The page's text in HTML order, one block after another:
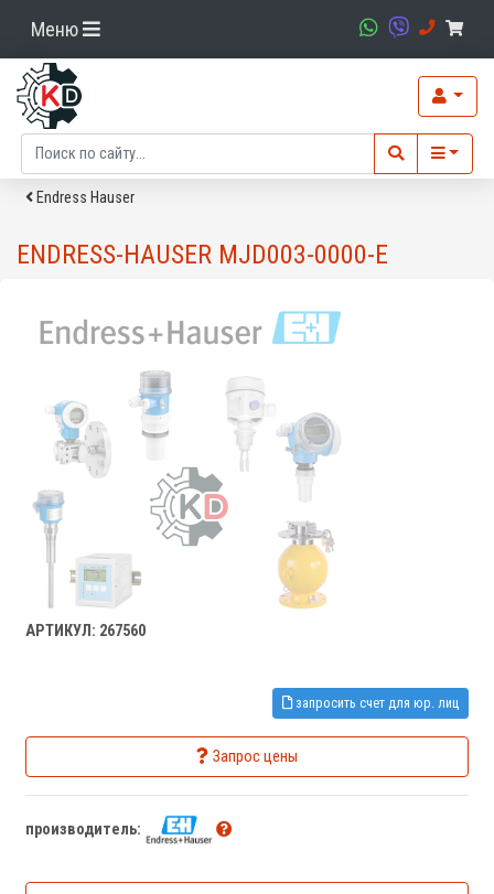
Меню
Endress Hauser
ENDRESS-HAUSER MJD003-0000-E
АРТИКУЛ: 267560
запросить счет для юр. лиц
Запрос цены
производитель: